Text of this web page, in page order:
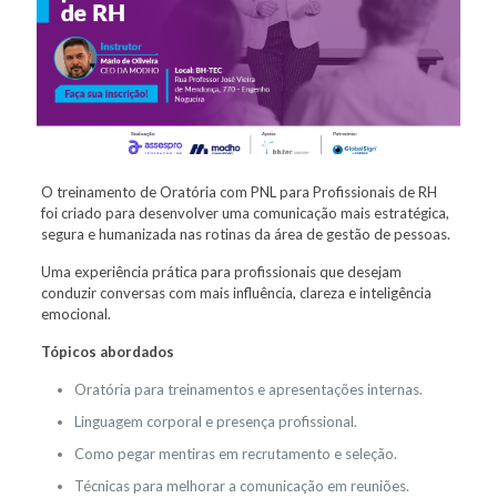
O treinamento de Oratória com PNL para Profissionais de RH
foi criado para desenvolver uma comunicação mais estratégica,
segura e humanizada nas rotinas da área de gestão de pessoas.
Uma experiência prática para profissionais que desejam
conduzir conversas com mais influência, clareza e inteligência
emocional.
Tópicos abordados
Oratória para treinamentos e apresentações internas.
Linguagem corporal e presença profissional.
Como pegar mentiras em recrutamento e seleção.
Técnicas para melhorar a comunicação em reuniões.